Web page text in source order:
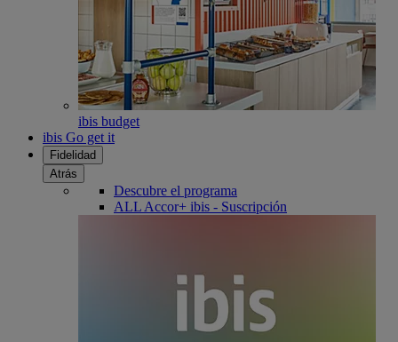
ibis budget
ibis Go get it
Fidelidad
Atrás
Descubre el programa
ALL Accor+ ibis - Suscripción